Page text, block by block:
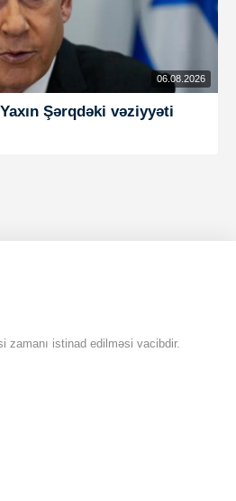
06.08.2026
Yaxın Şərqdəki vəziyyəti
zamanı istinad edilməsi vacibdir.